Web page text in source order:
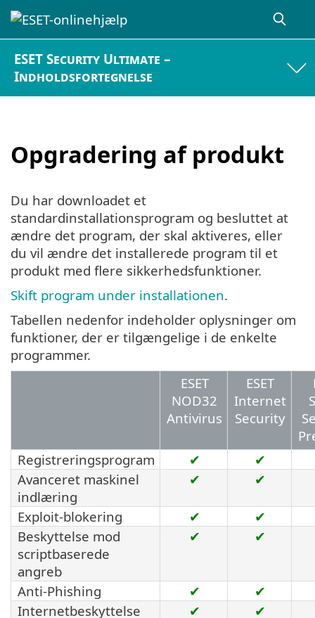
ESET Security Ultimate –
Indholdsfortegnelse
Opgradering af produkt
Du har downloadet et
standardinstallationsprogram og besluttet at
ændre det program, der skal aktiveres, eller
du vil ændre det installerede program til et
produkt med flere sikkerhedsfunktioner.
Skift program under installationen.
Tabellen nedenfor indeholder oplysninger om
funktioner, der er tilgængelige i de enkelte
programmer.
ESET
NOD32
Antivirus
ESET
Internet
Security
Registreringsprogram
✔
✔
Avanceret maskinel
indlæring
✔ ✔
Exploit-blokering ✔
✔
Beskyttelse mod
scriptbaserede
angreb
✔ ✔
Anti-Phishing ✔
✔
Internetbeskyttelse
✔
✔